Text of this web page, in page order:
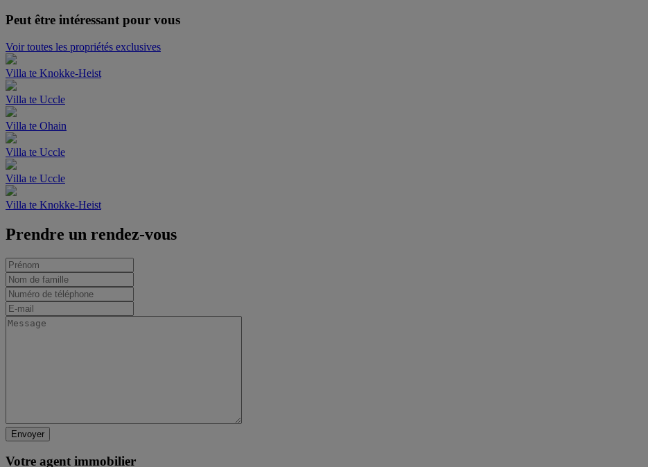
Peut être intéressant pour vous
Voir toutes les propriétés exclusives
Villa te Knokke-Heist
Villa te Uccle
Villa te Ohain
Villa te Uccle
Villa te Uccle
Villa te Knokke-Heist
Prendre un rendez-vous
Votre agent immobilier